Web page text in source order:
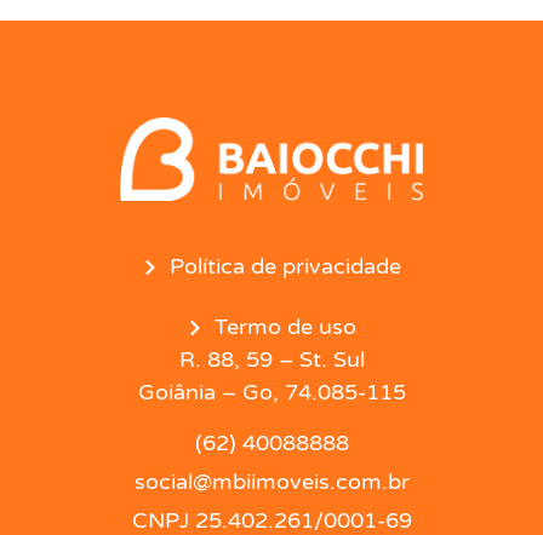
Política de privacidade
Termo de uso
R. 88, 59 – St. Sul
Goiânia – Go, 74.085-115
(62) 40088888
social@mbiimoveis.com.br
CNPJ 25.402.261/0001-69